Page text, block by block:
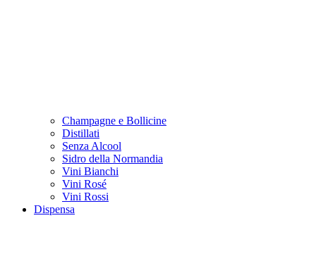
Champagne e Bollicine
Distillati
Senza Alcool
Sidro della Normandia
Vini Bianchi
Vini Rosé
Vini Rossi
Dispensa